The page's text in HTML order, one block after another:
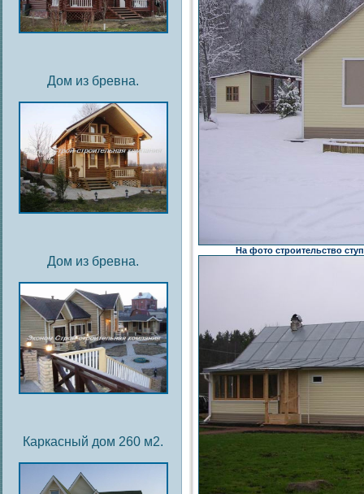
Дом из бревна.
Дом из бревна.
Каркасный дом 260 м2.
На фото строительство